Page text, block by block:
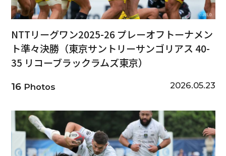
NTTリーグワン2025-26 プレーオフトーナメン
ト準々決勝（東京サントリーサンゴリアス 40-
35 リコーブラックラムズ東京）
16Photos 2026.05.23